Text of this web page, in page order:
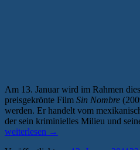
Am 13. Januar wird im Rahmen
preisgekrönte Film Sin Nombre
werden. Er handelt vom
der sein kriminielles Milieu und
weiterlesen →